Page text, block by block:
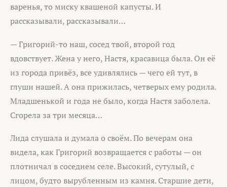
варенья, то миску квашеной капусты. И
рассказывали, рассказывали…
— Григорий-то наш, сосед твой, второй год
вдовствует. Жена у него, Настя, красавица была. Он её
из города привёз, все удивлялись — чего ей тут, в
глуши нашей. А она прижилась, четверых ему родила.
Младшенькой и года не было, когда Настя заболела.
Сгорела за три месяца…
Лида слушала и думала о своём. По вечерам она
видела, как Григорий возвращается с работы — он
плотничал в соседнем селе. Высокий, сутулый, с
лицом, будто вырубленным из камня. Старшие дети,